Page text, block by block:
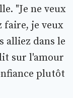
"Je ne veux
faire, je veux
alliez dans le
sur l'amour
plutôt